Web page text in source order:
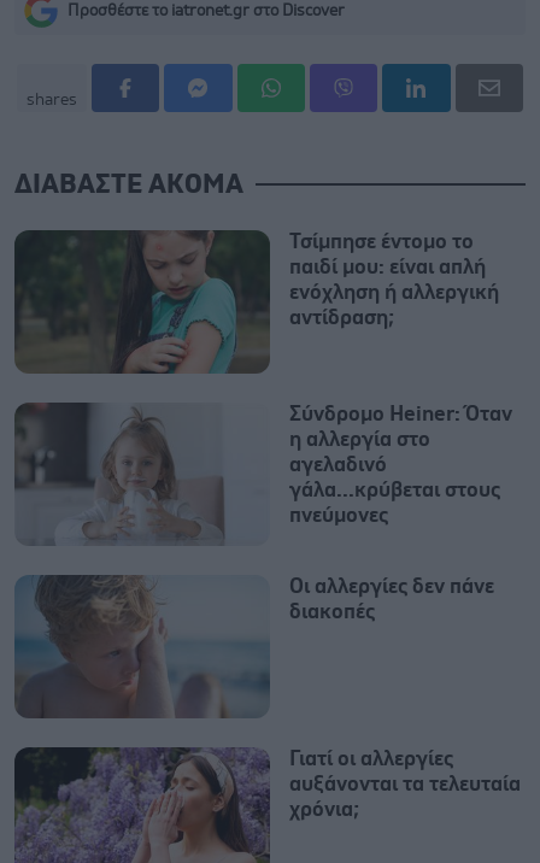
Προσθέστε το iatronet.gr στο Discover
shares
ΔΙΑΒΑΣΤΕ ΑΚΟΜΑ
Τσίμπησε έντομο το
παιδί μου: είναι απλή
ενόχληση ή αλλεργική
αντίδραση;
Σύνδρομο Heiner: Όταν
η αλλεργία στο
αγελαδινό
γάλα...κρύβεται στους
πνεύμονες
Οι αλλεργίες δεν πάνε
διακοπές
Γιατί οι αλλεργίες
αυξάνονται τα τελευταία
χρόνια;